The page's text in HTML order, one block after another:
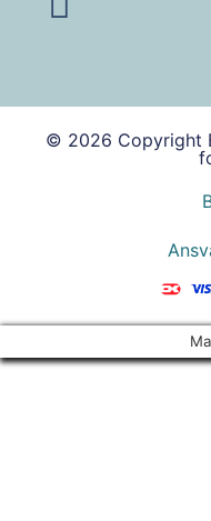
© 2026 Copyright